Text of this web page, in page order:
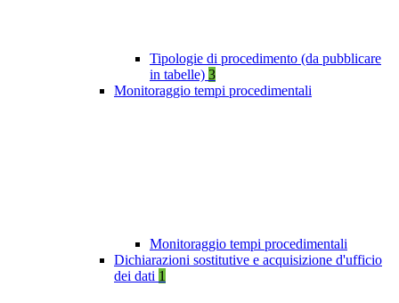
Tipologie di procedimento (da pubblicare
in tabelle) 3
Monitoraggio tempi procedimentali
Monitoraggio tempi procedimentali
Dichiarazioni sostitutive e acquisizione d'ufficio
dei dati 1